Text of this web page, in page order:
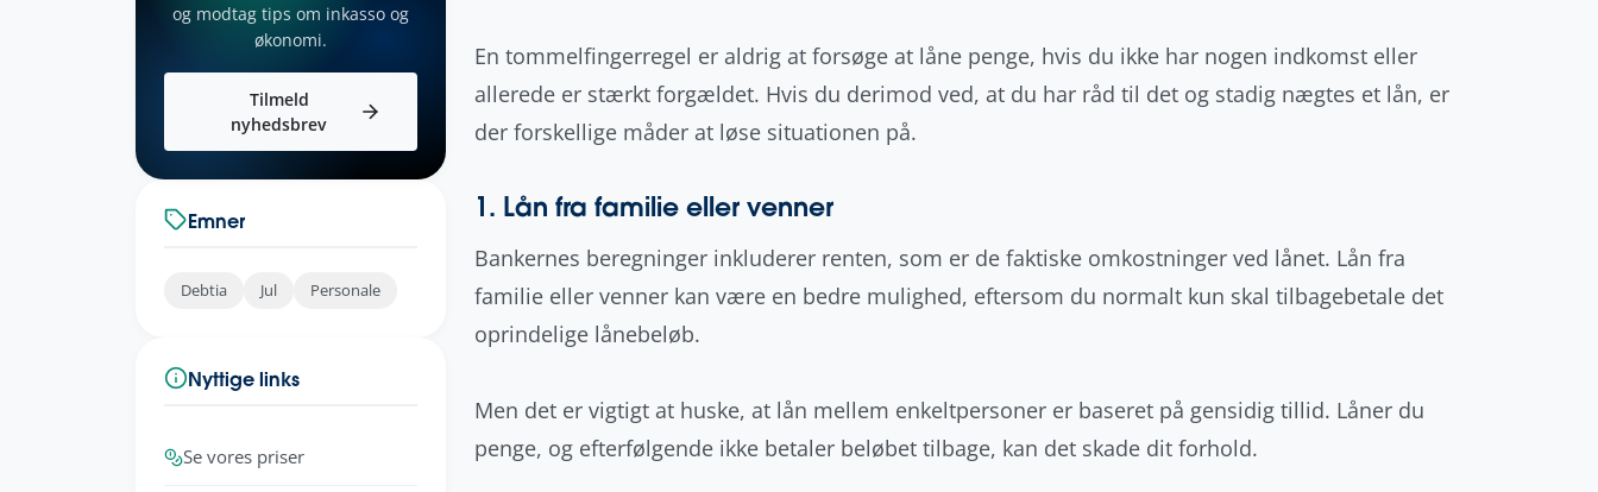
og modtag tips om inkasso og
økonomi.
Tilmeld
nyhedsbrev
Emner
Debtia Jul Personale
Nyttige links
Se vores priser
En tommelfingerregel er aldrig at forsøge at låne penge, hvis du ikke har nogen indkomst eller
allerede er stærkt forgældet. Hvis du derimod ved, at du har råd til det og stadig nægtes et lån, er
der forskellige måder at løse situationen på.
1. Lån fra familie eller venner
Bankernes beregninger inkluderer renten, som er de faktiske omkostninger ved lånet. Lån fra
familie eller venner kan være en bedre mulighed, eftersom du normalt kun skal tilbagebetale det
oprindelige lånebeløb.
Men det er vigtigt at huske, at lån mellem enkeltpersoner er baseret på gensidig tillid. Låner du
penge, og efterfølgende ikke betaler beløbet tilbage, kan det skade dit forhold.